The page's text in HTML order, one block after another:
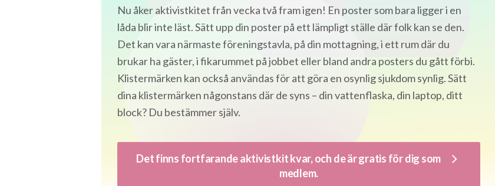
Nu åker aktivistkitet från vecka två fram igen! En poster som bara ligger i en
låda blir inte läst. Sätt upp din poster på ett lämpligt ställe där folk kan se den.
Det kan vara närmaste föreningstavla, på din mottagning, i ett rum där du
brukar ha gäster, i fikarummet på jobbet eller bland andra posters du gått förbi.
Klistermärken kan också användas för att göra en osynlig sjukdom synlig. Sätt
dina klistermärken någonstans där de syns – din vattenflaska, din laptop, ditt
block? Du bestämmer själv.
Det finns fortfarande aktivistkit kvar, och de är gratis för dig som
medlem.